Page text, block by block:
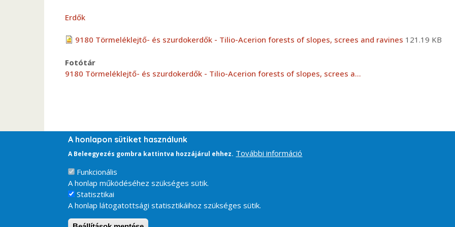
Erdők
9180 Törmeléklejtő- és szurdokerdők - Tilio-Acerion forests of slopes, screes and ravines 121.19 KB
Fotótár
9180 Törmeléklejtő- és szurdokerdők - Tilio-Acerion forests of slopes, screes a…
A honlapon sütiket használunk
A Beleegyezés gombra kattintva hozzájárul ehhez. További információ
Funkcionális
A honlap működéséhez szükséges sütik.
Statisztikai
A honlap látogatottsági statisztikáihoz szükséges sütik.